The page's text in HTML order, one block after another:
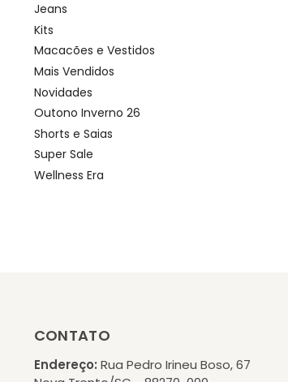
Jeans
Kits
Macacões e Vestidos
Mais Vendidos
Novidades
Outono Inverno 26
Shorts e Saias
Super Sale
Wellness Era
CONTATO
Endereço: Rua Pedro Irineu Boso, 67